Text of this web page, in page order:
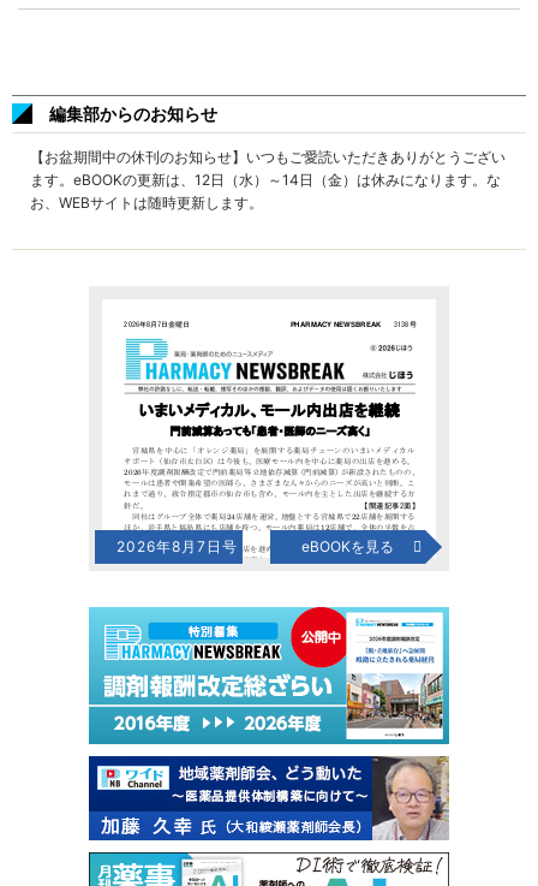
編集部からのお知らせ
【お盆期間中の休刊のお知らせ】いつもご愛読いただきありがとうござい
ます。eBOOKの更新は、12日（水）～14日（金）は休みになります。な
お、WEBサイトは随時更新します。
2026年8月7日号 eBOOKを見る